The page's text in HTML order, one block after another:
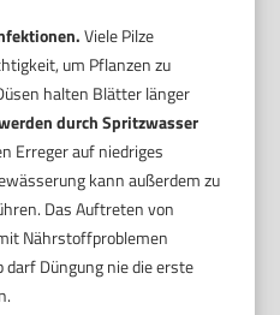
Viele Pilze
um Pflanzen zu
halten Blätter länger
durch Spritzwasser
Erreger auf niedriges
kann außerdem zu
Das Auftreten von
Nährstoffproblemen
Düngung nie die erste